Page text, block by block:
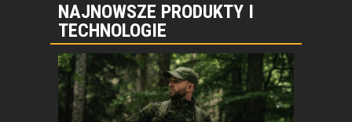
NAJNOWSZE PRODUKTY I
TECHNOLOGIE